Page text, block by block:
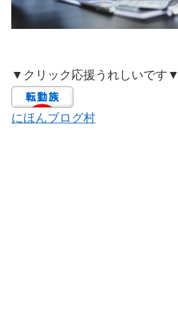
▼クリック応援うれしいです▼
にほんブログ村